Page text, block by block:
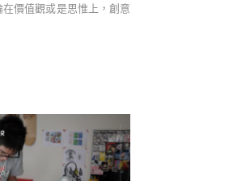
價值觀或是思惟上，創意